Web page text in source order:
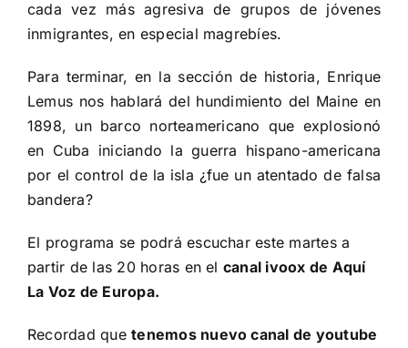
cada vez más agresiva de grupos de jóvenes
inmigrantes, en especial magrebíes.
Para terminar, en la sección de historia, Enrique
Lemus nos hablará del hundimiento del Maine en
1898, un barco norteamericano que explosionó
en Cuba iniciando la guerra hispano-americana
por el control de la isla ¿fue un atentado de falsa
bandera?
El programa se podrá escuchar este martes a
partir de las 20 horas en el canal ivoox de Aquí
La Voz de Europa.
Recordad quetenemos nuevo canal de youtube